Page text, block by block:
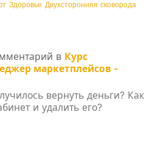
Здоровье Двухсторонняя сковорода
в Курс
маркетплейсов -
вернуть деньги? Как
и удалить его?